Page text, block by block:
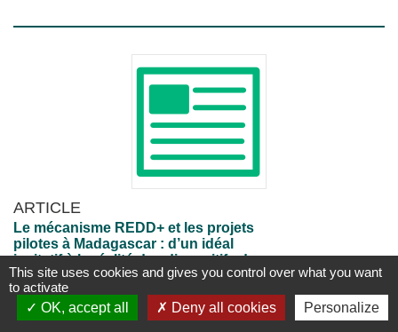
ARTICLE
Le mécanisme REDD+ et les projets
pilotes à Madagascar : d’un idéal
incitatif à la réalité des dispositifs de
gestion
Natures sciences sociétés , Vol. 26 n°
3, 30/09/2018
This site uses cookies and gives you control over what you want
to activate
OK, accept all
Deny all cookies Personalize